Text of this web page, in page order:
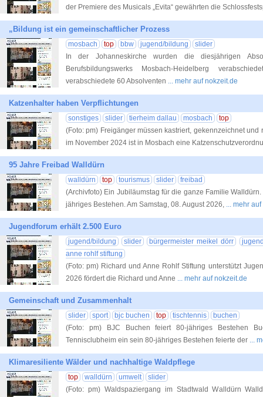
der Premiere des Musicals „Evita“ gewährten die
„Bildung ist ein gemeinschaftlicher Prozess
mosbach top bbw jugend/bildung
slider
In der Johanneskirche wurden die diesjährigen
Berufsbildungswerks Mosbach-Heidelberg
verabschiedete 60 Absolventen ... mehr auf nokzeit.de
Katzenhalter haben Verpflichtungen
sonstiges slider tierheim dallau mosbach
top
(Foto: pm) Freigänger müssen kastriert, gekennzeichnet und
im November 2024 ist in Mosbach eine
95 Jahre Freibad Walldürn
walldürn top tourismus slider
freibad
(Archivfoto) Ein Jubiläumstag für die ganze Familie
jähriges Bestehen. Am Samstag, 08. August 2026, ... mehr
Jugendforum erhält 2.500 Euro
jugend/bildung slider bürgermeister meikel dörr
anne rohlf stiftung
(Foto: pm) Richard und Anne Rohlf Stiftung unterstützt
2026 fördert die Richard und Anne ... mehr auf nokzeit.de
Gemeinschaft und Zusammenhalt
slider sport bjc buchen top tischtennis
buchen
(Foto: pm) BJC Buchen feiert 80-jähriges Bestehen
Tennisclubheim ein sein 80-jähriges Bestehen feierte der ...
Klimaresiliente Wälder und nachhaltige Waldpflege
top walldürn umwelt
slider
(Foto: pm) Waldspaziergang im Stadtwald Walldürn